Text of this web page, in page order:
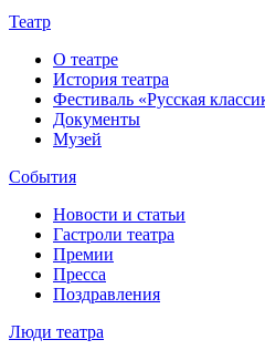
Театр
О театре
История театра
Фестиваль «Русская
Документы
Музей
События
Новости и статьи
Гастроли театра
Премии
Пресса
Поздравления
Люди театра